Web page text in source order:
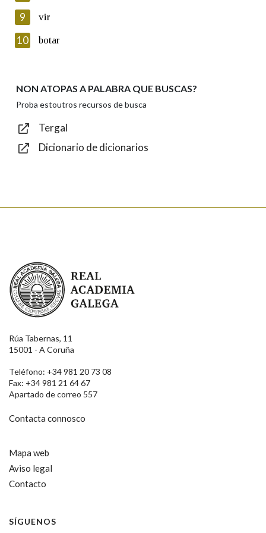
Introduce o código que aparece na imaxe:
Texto de verificación
9 vir
10 botar
NON ATOPAS A PALABRA QUE BUSCAS?
Proba estoutros recursos de busca
Tergal
Dicionario de dicionarios
Real Academia Galega
Rúa Tabernas, 11
15001 - A Coruña
Teléfono: +34 981 20 73 08
Fax: +34 981 21 64 67
Apartado de correo 557
Contacta connosco
Mapa web
Aviso legal
Contacto
SÍGUENOS